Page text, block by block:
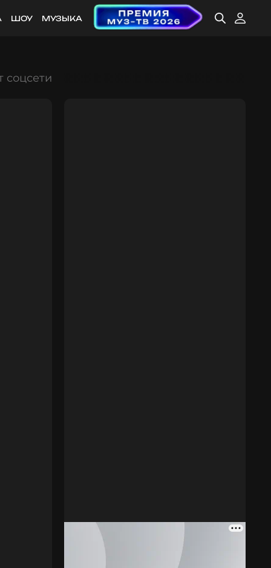
ШОУ МУЗЫКА
соцсети